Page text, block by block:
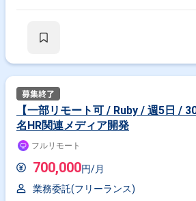
理：Asana、Instagantt ・ドキュメンテーショ
成長しユーザーが多くなる中で、多岐にわたる
す。 直近ではユーザーの増加や同社で制作して
ってパフォーマンスによる課題が出てきており
っています。 □プロジェクトの目的： ①問題データの格納先としてのRDB
パフォーマンスの向上 □組織体制：同社開発組織の中では一番大きな組織
40名（内正社員13名） └平均年齢：30代後半
【一部リモート可 / Ruby / 週5日 /
名HR関連メディア開発
フルリモート
700,000円/月
業務委託(フリーランス)